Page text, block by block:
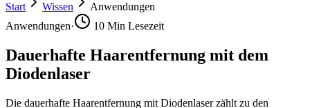
Start Wissen
Anwendungen
Anwendungen· 10 Min Lesezeit
Dauerhafte Haarentfernung mit dem
Diodenlaser
Die dauerhafte Haarentfernung mit Diodenlaser zählt zu den